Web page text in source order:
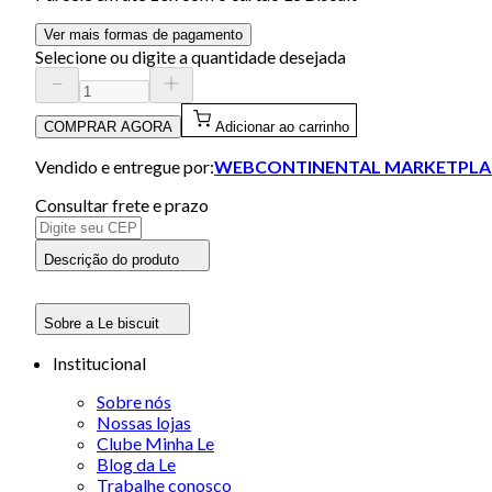
Ver mais formas de pagamento
Selecione ou digite a quantidade desejada
COMPRAR AGORA Adicionar ao carrinho
Vendido e entregue por:WEBCONTINENTAL
Consultar frete e prazo
Descrição do produto
Sobre a Le biscuit
Institucional
Sobre nós
Nossas lojas
Clube Minha Le
Blog da Le
Trabalhe conosco